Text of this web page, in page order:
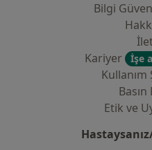
Bilgi
Kariyer
İşe
Etik ve